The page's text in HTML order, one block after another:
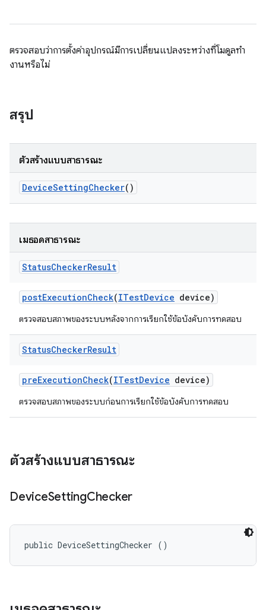
ตรวจสอบว่าการตั้งค่าอุปกรณ์มีการเปลี่ยนแปลงระหว่างที่โมดูลทํา
งานหรือไม่
สรุป
ตัวสร้างแบบสาธารณะ
DeviceSettingChecker()
เมธอดสาธารณะ
StatusCheckerResult
postExecutionCheck(ITestDevice device)
ตรวจสอบสภาพของระบบหลังจากการเรียกใช้ข้อบังคับการทดสอบ
StatusCheckerResult
preExecutionCheck(ITestDevice device)
ตรวจสอบสภาพของระบบก่อนการเรียกใช้ข้อบังคับการทดสอบ
ตัวสร้างแบบสาธารณะ
DeviceSettingChecker
public DeviceSettingChecker ()